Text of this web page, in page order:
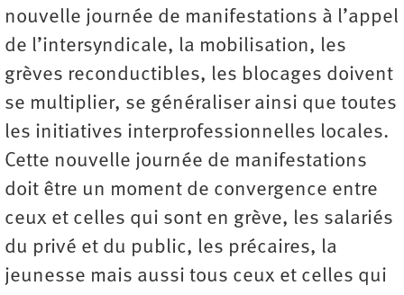
nouvelle journée de manifestations à l’appel
de l’intersyndicale, la mobilisation, les
grèves reconductibles, les blocages doivent
se multiplier, se généraliser ainsi que toutes
les initiatives interprofessionnelles locales.
Cette nouvelle journée de manifestations
doit être un moment de convergence entre
ceux et celles qui sont en grève, les salariés
du privé et du public, les précaires, la
jeunesse mais aussi tous ceux et celles qui